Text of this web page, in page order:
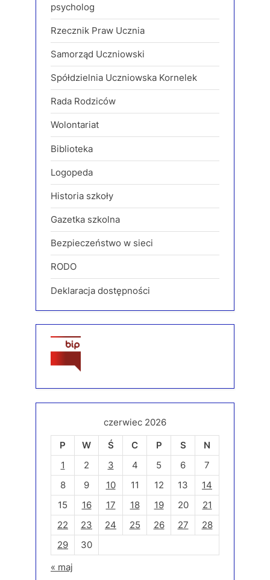
psycholog
Rzecznik Praw Ucznia
Samorząd Uczniowski
Spółdzielnia Uczniowska Kornelek
Rada Rodziców
Wolontariat
Biblioteka
Logopeda
Historia szkoły
Gazetka szkolna
Bezpieczeństwo w sieci
RODO
Deklaracja dostępności
czerwiec 2026
P
W Ś C P S
N
1
2 3 4 5 6
7
8
9 10 11 12 13
14
15
16 17 18 19 20
21
22
23 24 25 26 27
28
29
30
« maj